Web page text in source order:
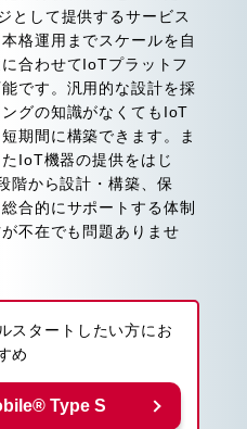
として提供するサービス
格運用までスケールを自
合わせてIoTプラットフ
です。汎用的な設計を採
グの知識がなくてもIoT
期間に構築できます。ま
IoT機器の提供をはじ
階から設計・構築、保
合的にサポートする体制
不在でも問題ありませ
スタートしたい方にお
め
Type S